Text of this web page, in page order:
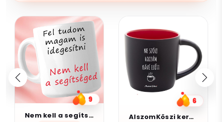
9
Nem kell a segítsé - Bögre
6
AlszomKöszi kerámia bögre - Black Edition